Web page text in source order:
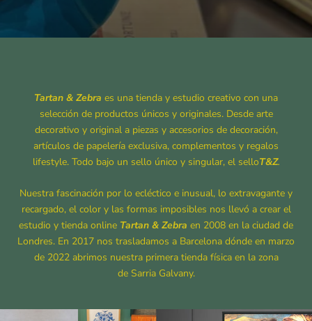
Tartan & Zebra es una tienda y estudio creativo con una
selección de productos únicos y originales. Desde arte
decorativo y original a piezas y accesorios de decoración,
artículos de papelería exclusiva, complementos y regalos
lifestyle. Todo bajo un sello único y singular, el selloT&Z.
Nuestra fascinación por lo ecléctico e inusual, lo extravagante y
recargado, el color y las formas imposibles nos llevó a crear el
estudio y tienda online Tartan & Zebra en 2008 en la ciudad de
Londres. En 2017 nos trasladamos a Barcelona dónde en marzo
de 2022 abrimos nuestra primera tienda física en la zona
de Sarria Galvany.